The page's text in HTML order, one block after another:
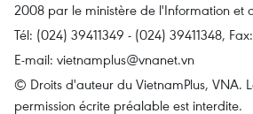
2008 par le ministère de l'Information et
Tél: (024) 39411349 - (024) 39411348,
E-mail: vietnamplus@vnanet.vn
© Droits d'auteur du VietnamPlus, VNA.
permission écrite préalable est interdite.